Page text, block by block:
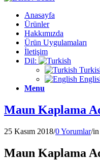
Anasayfa
Ürünler
Hakkımızda
Ürün Uygulamaları
İletişim
Dil:
Menu
Maun Kaplama
25 Kasım 2018/0 Yorumlar/in
Maun Kaplama